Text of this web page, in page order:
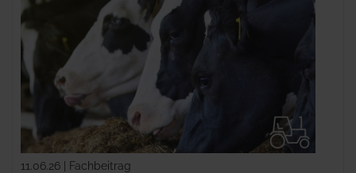
11.06.26 | Fachbeitrag